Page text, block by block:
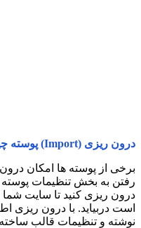
درون ریزی (Import) پوسته چیست؟
برخی از پوسته ها امکان
رفتن به بخش تنظیمات پوسته
درون ریزی کنید تا سایت
است دربیاید. با درون ریزی
نوشته و تنظیمات قالب